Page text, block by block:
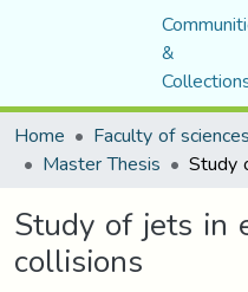
&
Home
Faculty of sciences
Master Thesis
Study of jets in
collisions